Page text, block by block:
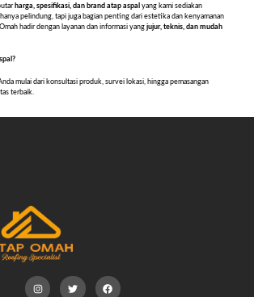
harga, spesifikasi, dan brand atap aspal yang kami sediakan
pelindung, tapi juga bagian penting dari estetika dan kenyamanan
hadir dengan layanan dan informasi yang jujur, teknis, dan mudah
mulai dari konsultasi produk, survei lokasi, hingga pemasangan
terbaik.